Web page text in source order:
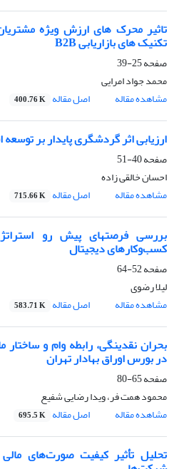
تاثیر محرک های ارزش ویژه
تکنیک های بازاریابی B2B
صفحه25-39
محمد جواد امرایی
مشاهده مقاله
اصل مقاله 400.76 K
ارزیابی اثر گردشگری پایدار بر
صفحه40-51
احسان خالقی زاده
مشاهده مقاله
اصل مقاله 715.66 K
بررسی فرصتهای پیش رو
کسب‌وکارهای دیجیتال
صفحه52-64
لیلا رضوی
مشاهده مقاله
اصل مقاله 583.71 K
بحران نقدینگی، رابطه وام و
در بورس اوراق بهادار تهران
صفحه65-80
محمود همت فر، ویدا رضایی شفیع
مشاهده مقاله
اصل مقاله 695.5 K
تحلیل تأثیر کیفیت صورت‌های